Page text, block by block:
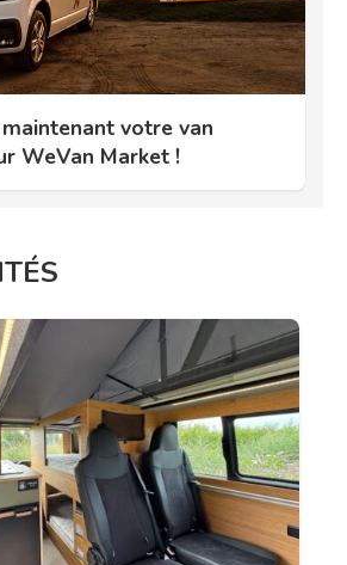
votre van
WeVan Market !